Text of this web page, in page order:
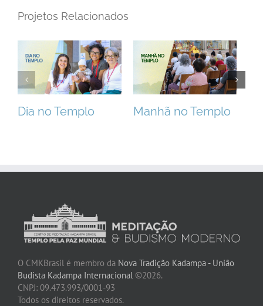
Projetos Relacionados
Dia no Templo Manhã no Templo
O CMKBrasil é membro da Nova Tradição Kadampa - União
Budista Kadampa Internacional ©2026.
CNPJ: 09.473.993/0001-93
Todos os direitos reservados.